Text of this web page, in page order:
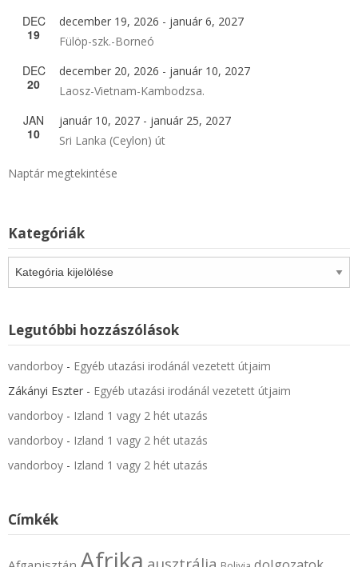
DEC
19
december 19, 2026 - január 6, 2027
Fülöp-szk.-Borneó
DEC
20
december 20, 2026 - január 10, 2027
Laosz-Vietnam-Kambodzsa.
JAN
10
január 10, 2027 - január 25, 2027
Sri Lanka (Ceylon) út
Naptár megtekintése
Kategóriák
Legutóbbi hozzászólások
vandorboy - Egyéb utazási irodánál vezetett útjaim
Zákányi Eszter - Egyéb utazási irodánál vezetett útjaim
vandorboy - Izland 1 vagy 2 hét utazás
vandorboy - Izland 1 vagy 2 hét utazás
vandorboy - Izland 1 vagy 2 hét utazás
Címkék
Afrika